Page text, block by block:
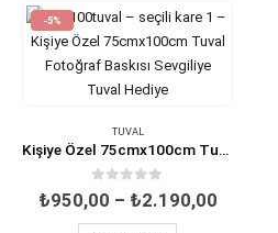
-5%
TUVAL
Kişiye Özel 75cmx100cm Tuval Fotoğraf Baskısı Sevgiliye Tuval Hediye
0 out of 5
₺950,00 – ₺2.190,00Fiyat